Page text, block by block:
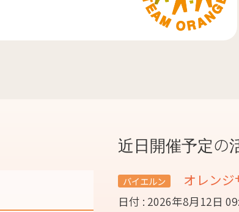
近日開催予定の
バイエルン オレンジ
日付 : 2026年8月12日